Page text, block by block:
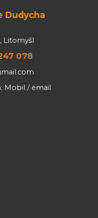
Litomyšl
078
Mobil / email